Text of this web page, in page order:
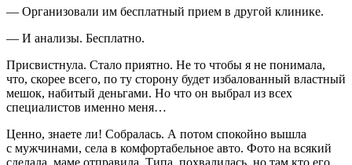
— Организовали им бесплатный прием в другой клинике.
— И анализы. Бесплатно.
Присвистнула. Стало приятно. Не то чтобы я не понимала,
что, скорее всего, по ту сторону будет избалованный властный
мешок, набитый деньгами. Но что он выбрал из всех
специалистов именно меня…
Ценно, знаете ли! Собралась. А потом спокойно вышла
с мужчинами, села в комфортабельное авто. Фото на всякий
сделала, маме отправила. Типа, похвалилась, но там кто его